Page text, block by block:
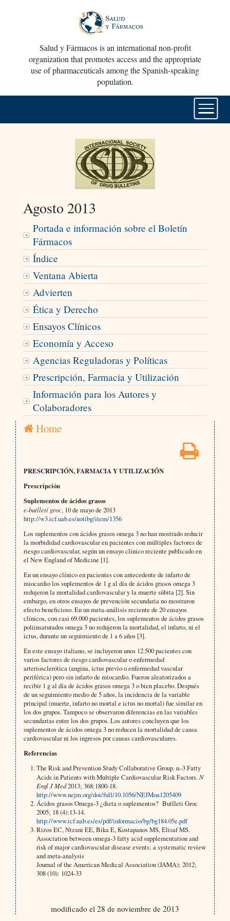
Salud y Fármacos is an international non-profit
organization that promotes access and the appropriate
use of pharmaceuticals among the Spanish-speaking
population.
Agosto 2013
Portada e información sobre el Boletín
Fármacos
Índice
Ventana Abierta
Advierten
Ética y Derecho
Ensayos Clínicos
Economía y Acceso
Agencias Reguladoras y Políticas
Prescripción, Farmacia y Utilización
Información para los Autores y
Colaboradores
Home
PRESCRIPCIÓN, FARMACIA Y UTILIZACIÓN
Prescripción
Suplementos de ácidos grasos
e-butlletí groc, 10 de mayo de 2013
http://w3.icf.uab.es/notibg/item/1356
Los suplementos con ácidos grasos omega 3 no han mostrado reducir
la morbididad cardiovascular en pacientes con múltiples factores de
riesgo cardiovascular, según un ensayo clínico reciente publicado en
el New England of Medicine [1].
En un ensayo clínico en pacientes con antecedente de infarto de
miocardio los suplementos de 1 g al día de ácidos grasos omega 3
redujeron la mortalidad cardiovascular y la muerte súbita [2]. Sin
embargo, en otros ensayos de prevención secundaria no mostraron
efecto beneficioso. En un meta-análisis reciente de 20 ensayos
clínicos, con casi 69.000 pacientes, los suplementos de ácidos grasos
poliinsaturados omega 3 no redujeron la mortalidad, el infarto, ni el
ictus, durante un seguimiento de 1 a 6 años [3].
En este ensayo italiano, se incluyeron unos 12.500 pacientes con
varios factores de riesgo cardiovascular o enfermedad
arteriosclerótica (angina, ictus previo o enfermedad vascular
periférica) pero sin infarto de miocardio. Fueron aleatorizados a
recibir 1 g al día de ácidos grasos omega 3 o bien placebo. Después
de un seguimiento medio de 5 años, la incidencia de la variable
principal (muerte, infarto no mortal e ictus no mortal) fue similar en
los dos grupos. Tampoco se observaron diferencias en las variables
secundarias entre los dos grupos. Los autores concluyen que los
suplementos de ácidos omega 3 no reducen la mortalidad de causa
cardiovascular ni los ingresos por causas cardiovasculares.
Referencias
The Risk and Prevention Study Collaborative Group. n–3 Fatty
Acids in Patients with Multiple Cardiovascular Risk Factors.N
Engl J Med2013; 368:1800-18.
http://www.nejm.org/doi/full/10.1056/NEJMoa1205409
Ácidos grasos Omega-3 ¿dieta o suplementos? Butlleti Groc
2005; 18 (4):13-14.
http://www.icf.uab.es/es/pdf/informacio/bg/bg184.05e.pdf
Rizos EC, Ntzani EE, Bika E, Kostapanos MS, Elisaf MS.
Association between omega-3 fatty acid supplementation and
risk of major cardiovascular disease events: a systematic review
and meta-analysis
Journal of the American Medical Association (JAMA); 2012;
308 (10): 1024-33
modificado el 28 de noviembre de 2013